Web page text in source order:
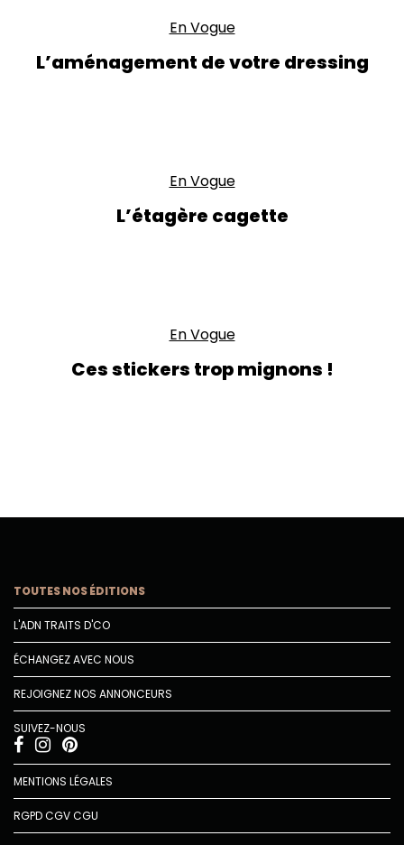
En Vogue
L’aménagement de votre dressing
En Vogue
L’étagère cagette
En Vogue
Ces stickers trop mignons !
TOUTES NOS ÉDITIONS
L'ADN TRAITS D'CO
ÉCHANGEZ AVEC NOUS
REJOIGNEZ NOS ANNONCEURS
SUIVEZ-NOUS
MENTIONS LÉGALES
RGPDCGVCGU